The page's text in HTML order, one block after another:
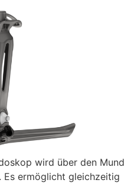
wird über den Mund
Es ermöglicht gleichzeitig